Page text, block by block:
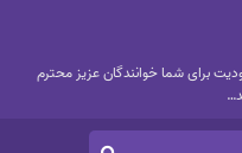
برای شما خوانندگان عزیز محترم